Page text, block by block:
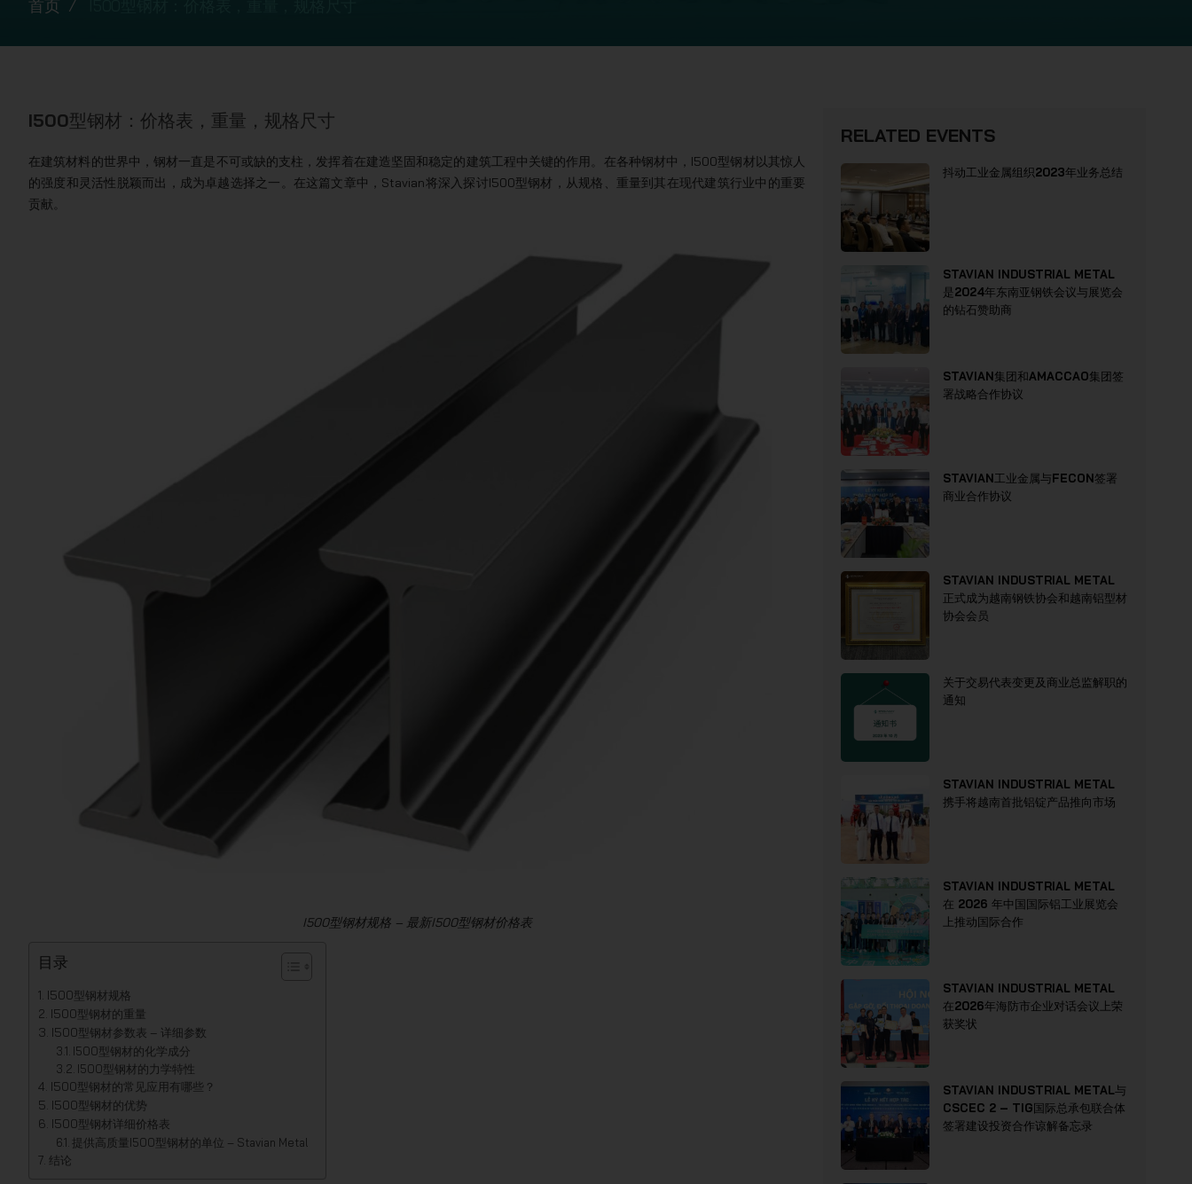
首页
I500型钢材：价格表，重量，规格尺寸
在建筑材料的世界中，钢材一直是不可或缺的支柱，发挥着在建造坚固和稳定的建筑工程中关键的作用。在各种钢材中，I500型钢材以其惊人
的强度和灵活性脱颖而出，成为卓越选择之一。在这篇文章中，Stavian将深入探讨I500型钢材，从规格、重量到其在现代建筑行业中的重要
贡献。
I500型钢材规格 – 最新I500型钢材价格表
目录
I500型钢材规格
I500型钢材的重量
I500型钢材参数表 – 详细参数
I500型钢材的化学成分
I500型钢材的力学特性
I500型钢材的常见应用有哪些？
I500型钢材的优势
I500型钢材详细价格表
提供高质量I500型钢材的单位 – Stavian Metal
结论
RELATED EVENTS
抖动工业金属组织2023年业务总结
STAVIAN INDUSTRIAL METAL
是2024年东南亚钢铁会议与展览会
的钻石赞助商
STAVIAN集团和AMACCAO集团签
署战略合作协议
STAVIAN工业金属与FECON签署
商业合作协议
STAVIAN INDUSTRIAL METAL
正式成为越南钢铁协会和越南铝型材
协会会员
关于交易代表变更及商业总监解职的
通知
STAVIAN INDUSTRIAL METAL
携手将越南首批铝锭产品推向市场
STAVIAN INDUSTRIAL METAL
在 2026 年中国国际铝工业展览会
上推动国际合作
STAVIAN INDUSTRIAL METAL
在2026年海防市企业对话会议上荣
获奖状
STAVIAN INDUSTRIAL METAL与
CSCEC 2 – TIG国际总承包联合体
签署建设投资合作谅解备忘录